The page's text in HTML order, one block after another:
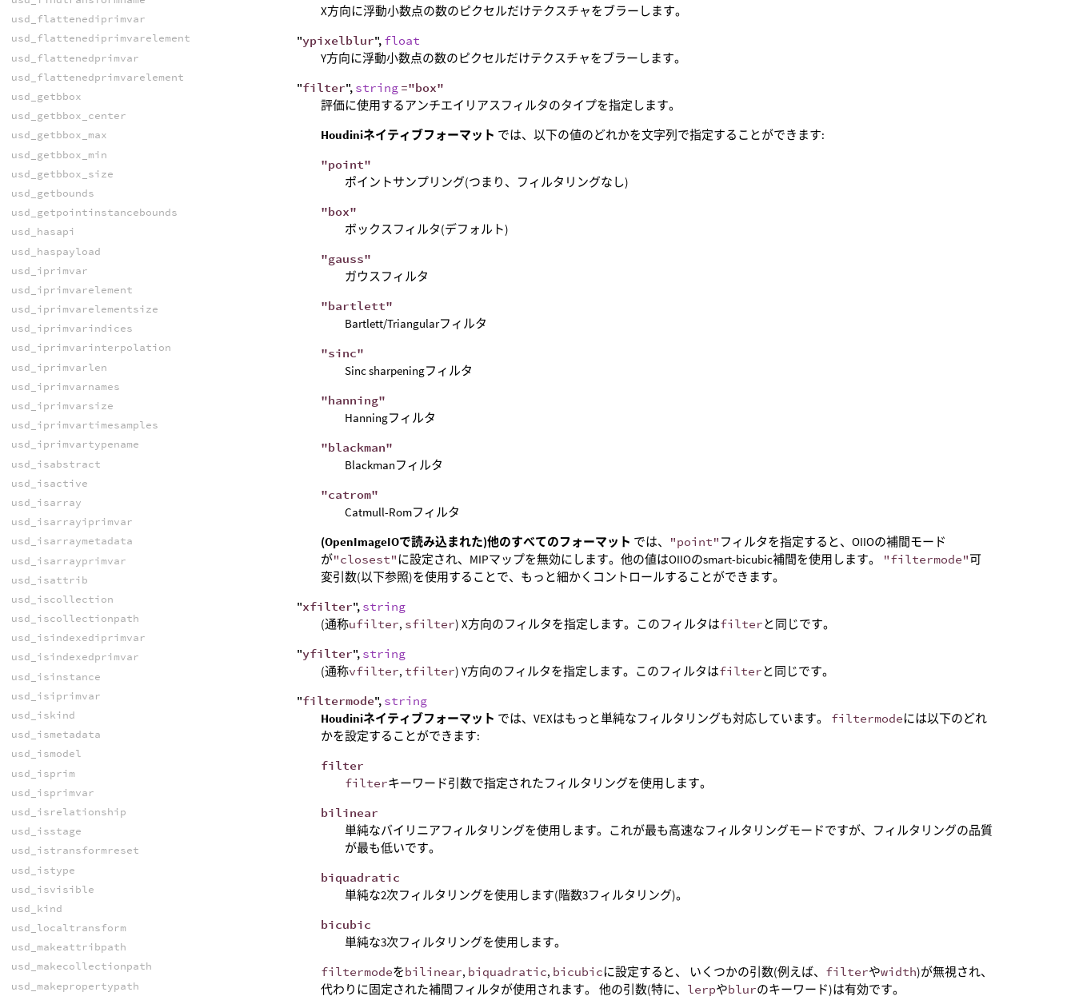
X方向に浮動小数点の数のピクセルだけテクスチャをブラーします。
"ypixelblur", float
Y方向に浮動小数点の数のピクセルだけテクスチャをブラーします。
"filter", string ="box"
評価に使用するアンチエイリアスフィルタのタイプを指定します。
Houdiniネイティブフォーマット では、以下の値のどれかを文字列で指定することができます:
"point"
ポイントサンプリング(つまり、フィルタリングなし)
"box"
ボックスフィルタ(デフォルト)
"gauss"
ガウスフィルタ
"bartlett"
Bartlett/Triangularフィルタ
"sinc"
Sinc sharpeningフィルタ
"hanning"
Hanningフィルタ
"blackman"
Blackmanフィルタ
"catrom"
Catmull-Romフィルタ
(OpenImageIOで読み込まれた)他のすべてのフォーマット では、 "point" フィルタを指定すると、OIIOの補間モード
が"closest" に設定され、MIPマップを無効にします。他の値はOIIOのsmart-bicubic補間を使用します。 "filtermode"可
変引数(以下参照)を使用することで、もっと細かくコントロールすることができます。
"xfilter", string
(通称ufilter, sfilter) X方向のフィルタを指定します。このフィルタはfilterと同じです。
"yfilter", string
(通称vfilter, tfilter) Y方向のフィルタを指定します。このフィルタはfilterと同じです。
"filtermode", string
Houdiniネイティブフォーマット では、VEXはもっと単純なフィルタリングも対応しています。 filtermodeには以下のどれ
かを設定することができます:
filter
filterキーワード引数で指定されたフィルタリングを使用します。
bilinear
単純なバイリニアフィルタリングを使用します。これが最も高速なフィルタリングモードですが、フィルタリングの品質
が最も低いです。
biquadratic
単純な2次フィルタリングを使用します(階数3フィルタリング)。
bicubic
単純な3次フィルタリングを使用します。
filtermodeをbilinear, biquadratic, bicubicに設定すると、 いくつかの引数(例えば、 filterやwidth)が無視され、
代わりに固定された補間フィルタが使用されます。 他の引数(特に、 lerpやblurのキーワード)は有効です。
usd_flattenediprimvar
usd_flattenediprimvarelement
usd_flattenedprimvar
usd_flattenedprimvarelement
usd_getbbox
usd_getbbox_center
usd_getbbox_max
usd_getbbox_min
usd_getbbox_size
usd_getbounds
usd_getpointinstancebounds
usd_hasapi
usd_haspayload
usd_iprimvar
usd_iprimvarelement
usd_iprimvarelementsize
usd_iprimvarindices
usd_iprimvarinterpolation
usd_iprimvarlen
usd_iprimvarnames
usd_iprimvarsize
usd_iprimvartimesamples
usd_iprimvartypename
usd_isabstract
usd_isactive
usd_isarray
usd_isarrayiprimvar
usd_isarraymetadata
usd_isarrayprimvar
usd_isattrib
usd_iscollection
usd_iscollectionpath
usd_isindexediprimvar
usd_isindexedprimvar
usd_isinstance
usd_isiprimvar
usd_iskind
usd_ismetadata
usd_ismodel
usd_isprim
usd_isprimvar
usd_isrelationship
usd_isstage
usd_istransformreset
usd_istype
usd_isvisible
usd_kind
usd_localtransform
usd_makeattribpath
usd_makecollectionpath
usd_makepropertypath